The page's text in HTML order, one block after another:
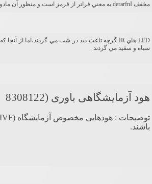
مخفف derarfnI به معني فراتر از قرمز است و منظور آن مادون قرمز مي باشد .
سياه و سفيد مي گردند .
هود آزمایشگاهی باوری (8308122
باشند.